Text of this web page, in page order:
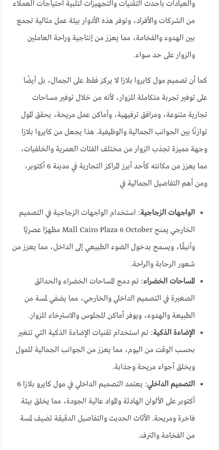
والعيادات بأحدث التقنيات والتجهيزات لتلبية احتياجات العملاء
من الشركات والأفراد، وتوفر هذه الأدوار بيئة عمل مثالية تجمع
بين الهدوء والفخامة، مما يعزز من إنتاجية وراحة العاملين
والزوار على حد سواء.
كما أن تصميم مول كايروا بلازا لا يركز فقط على الجمال، بل أيضًا
على توفير تجربة متكاملة للزوار، لأنه من خلال توفير مساحات
تجارية متنوعة، ومرافق ترفيهية، وأماكن عمل مريحة، يحقق المول
توازنًا بين الجوانب الجمالية والوظيفية. هذا يجعل من كايروا بلازا
وجهة مميزة تجذب الزوار من مختلف الفئات العمرية والخلفيات،
مما يعزز من مكانته كأحد أبرز المراكز التجارية في مدينة 6 أكتوبر،
ومن أهم التفاصيل الجمالية في
الواجهات الزجاجية: استخدام الواجهات الزجاجية في التصميم
الخارجي يمنح Mall Cairo Plaza 6 October مظهرًا عصريًا
وأنيقًا، ويسمح بدخول الضوء الطبيعي إلى الداخل، مما يعزز من
شعور الرحابة والراحة.
المساحات الخضراء: تم دمج المساحات الخضراء والحدائق
الصغيرة في التصميم الداخلي والخارجي، مما يضفي لمسة من
الطبيعة والهدوء، ويوفر أماكن للجلوس والاسترخاء للزوار.
الإضاءة الذكية: تم استخدام تقنيات الإضاءة الذكية التي تتغير
بحسب الوقت من اليوم، مما يعزز من الجوانب الجمالية للمول
ويخلق أجواء مريحة وجذابة.
التصميم الداخلي
: يعتمد التصميم الداخلي في مول كايرو بلازا 6
أكتوبر على الألوان الهادئة والمواد عالية الجودة، مما يخلق بيئة
فاخرة ومريحة. الأثاث الحديث والتفاصيل الدقيقة تضيف لمسة
من الفخامة والترف.